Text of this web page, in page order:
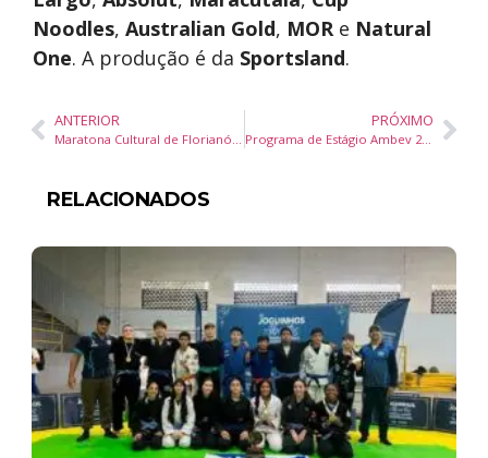
Noodles, Australian Gold, MORe Natural
One. A produção é da Sportsland.
ANTERIOR
Maratona Cultural de Florianópolis 2025: 40 horas de programação gratuita para todos os públicos
PRÓXIMO
Programa de Estágio Ambev 2025: Inscrições abertas para Joinville, Florianópolis e Lages
RELACIONADOS